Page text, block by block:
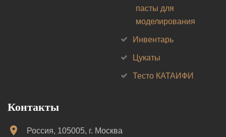
пасты для
моделирования
Инвентарь
Цукаты
Тесто КАТАИФИ
Контакты
Россия, 105005, г. Москва